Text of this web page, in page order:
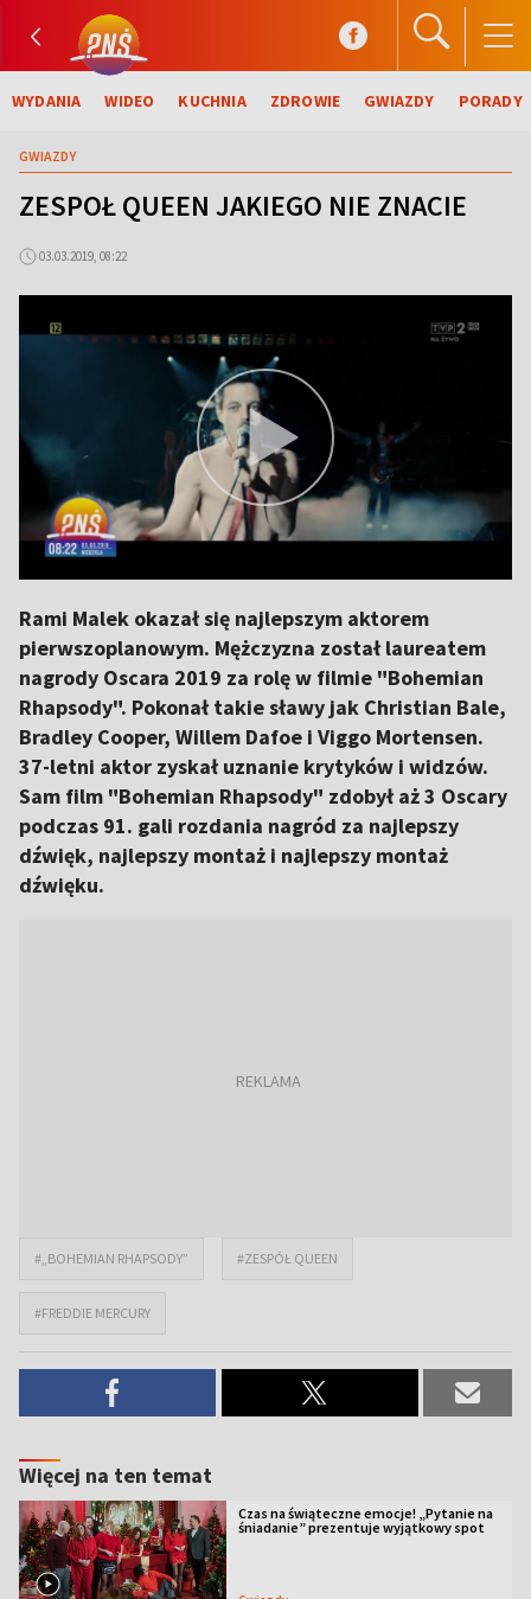
WYDANIA WIDEO KUCHNIA ZDROWIE GWIAZDY PORADY
GWIAZDY
ZESPOŁ QUEEN JAKIEGO NIE ZNACIE
03.03.2019, 08:22
Rami Malek okazał się najlepszym aktorem
pierwszoplanowym. Mężczyzna został laureatem
nagrody Oscara 2019 za rolę w filmie "Bohemian
Rhapsody". Pokonał takie sławy jak Christian Bale,
Bradley Cooper, Willem Dafoe i Viggo Mortensen.
37-letni aktor zyskał uznanie krytyków i widzów.
Sam film "Bohemian Rhapsody" zdobył aż 3 Oscary
podczas 91. gali rozdania nagród za najlepszy
dźwięk, najlepszy montaż i najlepszy montaż
dźwięku.
#„BOHEMIAN RHAPSODY” #ZESPÓŁ QUEEN
#FREDDIE MERCURY
Więcej na ten temat
Czas na świąteczne emocje! „Pytanie na
śniadanie” prezentuje wyjątkowy spot